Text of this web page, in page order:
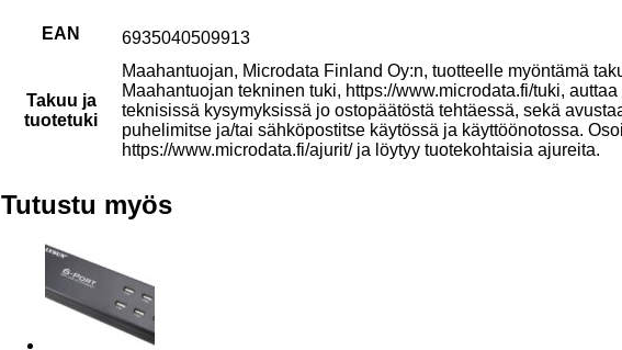
EAN 6935040509913
Takuu ja
tuotetuki
Maahantuojan, Microdata Finland Oy:n, tuotteelle myöntämä
Maahantuojan tekninen tuki, https://www.microdata.fi/tuki, auttaa
teknisissä kysymyksissä jo ostopäätöstä tehtäessä, sekä
puhelimitse ja/tai sähköpostitse käytössä ja käyttöönotossa.
https://www.microdata.fi/ajurit/ ja löytyy tuotekohtaisia ajureita.
Tutustu myös